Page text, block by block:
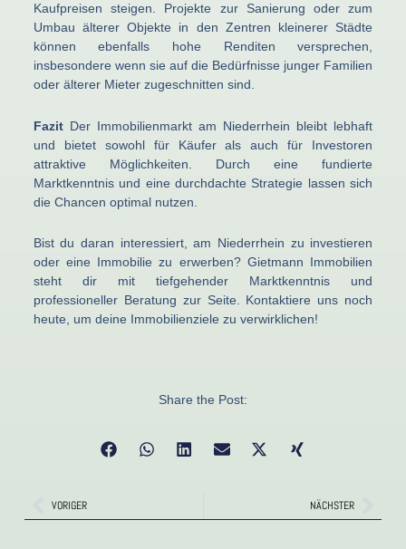
Kaufpreisen steigen. Projekte zur Sanierung oder zum
Umbau älterer Objekte in den Zentren kleinerer Städte
können ebenfalls hohe Renditen versprechen,
insbesondere wenn sie auf die Bedürfnisse junger Familien
oder älterer Mieter zugeschnitten sind.
FazitDer Immobilienmarkt am Niederrhein bleibt lebhaft
und bietet sowohl für Käufer als auch für Investoren
attraktive Möglichkeiten. Durch eine fundierte
Marktkenntnis und eine durchdachte Strategie lassen sich
die Chancen optimal nutzen.
Bist du daran interessiert, am Niederrhein zu investieren
oder eine Immobilie zu erwerben? Gietmann Immobilien
steht dir mit tiefgehender Marktkenntnis und
professioneller Beratung zur Seite. Kontaktiere uns noch
heute, um deine Immobilienziele zu verwirklichen!
Share the Post:
Zurück
VORIGER NÄCHSTER